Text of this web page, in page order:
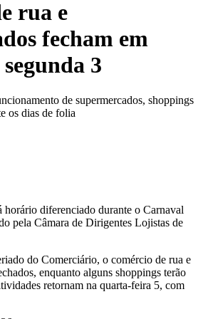
rua e
fecham em
3
de supermercados, shoppings
os dias de folia
horário diferenciado durante o Carnaval
pela Câmara de Dirigentes Lojistas de
do Comerciário, o comércio de rua e
enquanto alguns shoppings terão
retornam na quarta-feira 5, com